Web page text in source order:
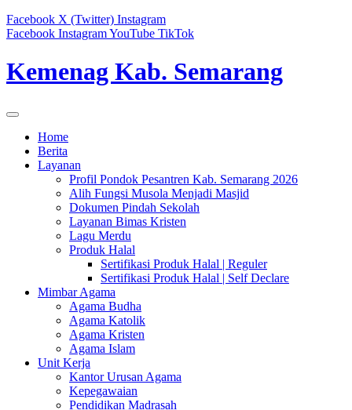
Facebook X (Twitter) Instagram
Facebook InstagramYouTube TikTok
Kemenag Kab. Semarang
Home
Berita
Layanan
Profil Pondok Pesantren Kab. Semarang 2026
Alih Fungsi Musola Menjadi Masjid
Dokumen Pindah Sekolah
Layanan Bimas Kristen
Lagu Merdu
Produk Halal
Sertifikasi Produk Halal | Reguler
Sertifikasi Produk Halal | Self Declare
Mimbar Agama
Agama Budha
Agama Katolik
Agama Kristen
Agama Islam
Unit Kerja
Kantor Urusan Agama
Kepegawaian
Pendidikan Madrasah